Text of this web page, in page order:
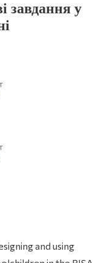
завдання у
and using